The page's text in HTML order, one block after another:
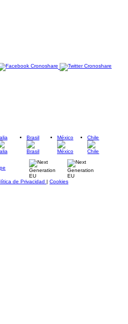
Brasil México Chile
de Privacidad | Cookies